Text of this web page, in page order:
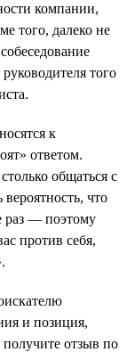
компании,
того, далеко не
того
к
ответом.
общаться с
что
раз — поэтому
против себя,
и позиция,
отзыв по